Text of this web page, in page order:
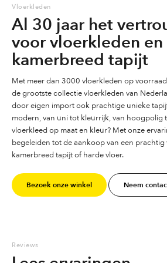
Vloerkleden
Al 30 jaar het
voor vloerkleden en
kamerbreed tapijt
Met meer dan 3000 vloerkleden op
de grootste collectie vloerkleden van
door eigen import ook prachtige unieke
modern, van uni tot kleurrijk, van hoogpolig
vloerkleed op maat en kleur? Met onze
begeleiden tot de aankoop van een
kamerbreed tapijt of harde vloer.
Bezoek onze winkel Neem
Reviews